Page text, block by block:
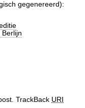
gegenereerd):
TrackBack URI